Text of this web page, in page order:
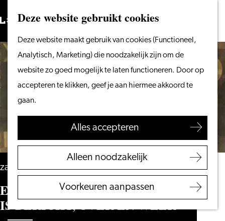
Deze website gebruikt cookies
Deze website maakt gebruik van cookies (Functioneel,
Analytisch, Marketing) die noodzakelijk zijn om de
website zo goed mogelijk te laten functioneren. Door op
accepteren te klikken, geef je aan hiermee akkoord te
gaan.
Alles accepteren
Alleen noodzakelijk
Voorkeuren aanpassen
Ga
naar
homepage
Menu
ZoekenVanaf het water
wandelen
Winkelen
Eten & drinken
Met kinderen
VVV Leiden
Bereikbaarheid
Regio Leiden
Zoeken
zaterdag 31 oktober
EURITMIEVOORSTELLING, ‘ER
IS BERICHT, OVER EN WEER’